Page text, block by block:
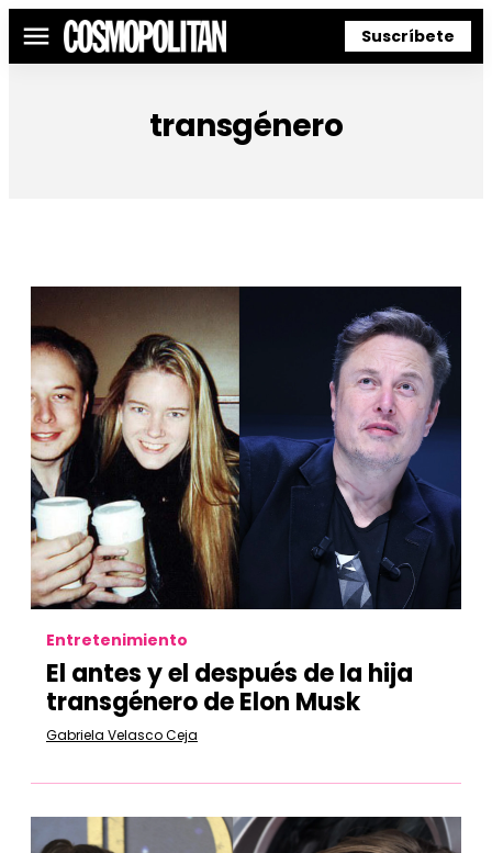
Menú Suscríbete
transgénero
Entretenimiento
El antes y el después de la hija
transgénero de Elon Musk
Gabriela Velasco Ceja